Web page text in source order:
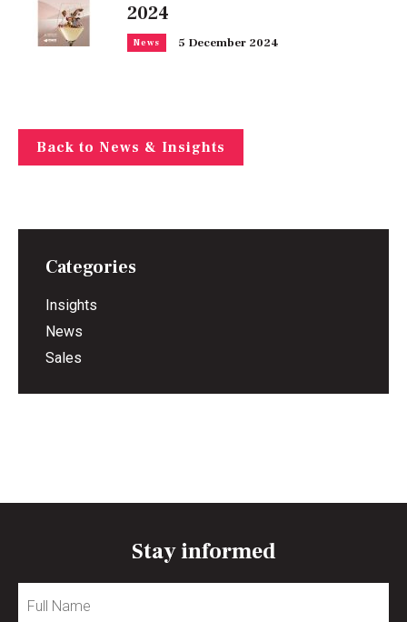
2024
News 5 December 2024
Back to News & Insights
Categories
Insights
News
Sales
Stay informed
Name